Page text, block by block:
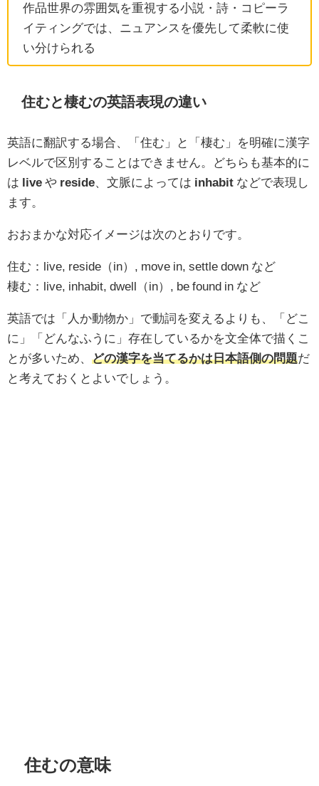
作品世界の雰囲気を重視する小説・詩・コピーラ
イティングでは、ニュアンスを優先して柔軟に使
い分けられる
住むと棲むの英語表現の違い
英語に翻訳する場合、「住む」と「棲む」を明確に漢字
レベルで区別することはできません。どちらも基本的に
は live や reside 、文脈によっては inhabit などで表現し
ます。
おおまかな対応イメージは次のとおりです。
住む：live, reside（in）, move in, settle down など
棲む：live, inhabit, dwell（in）, be found in など
英語では「人か動物か」で動詞を変えるよりも、「どこ
に」「どんなふうに」存在しているかを文全体で描くこ
とが多いため、 どの漢字を当てるかは日本語側の問題だ
と考えておくとよいでしょう。
住むの意味